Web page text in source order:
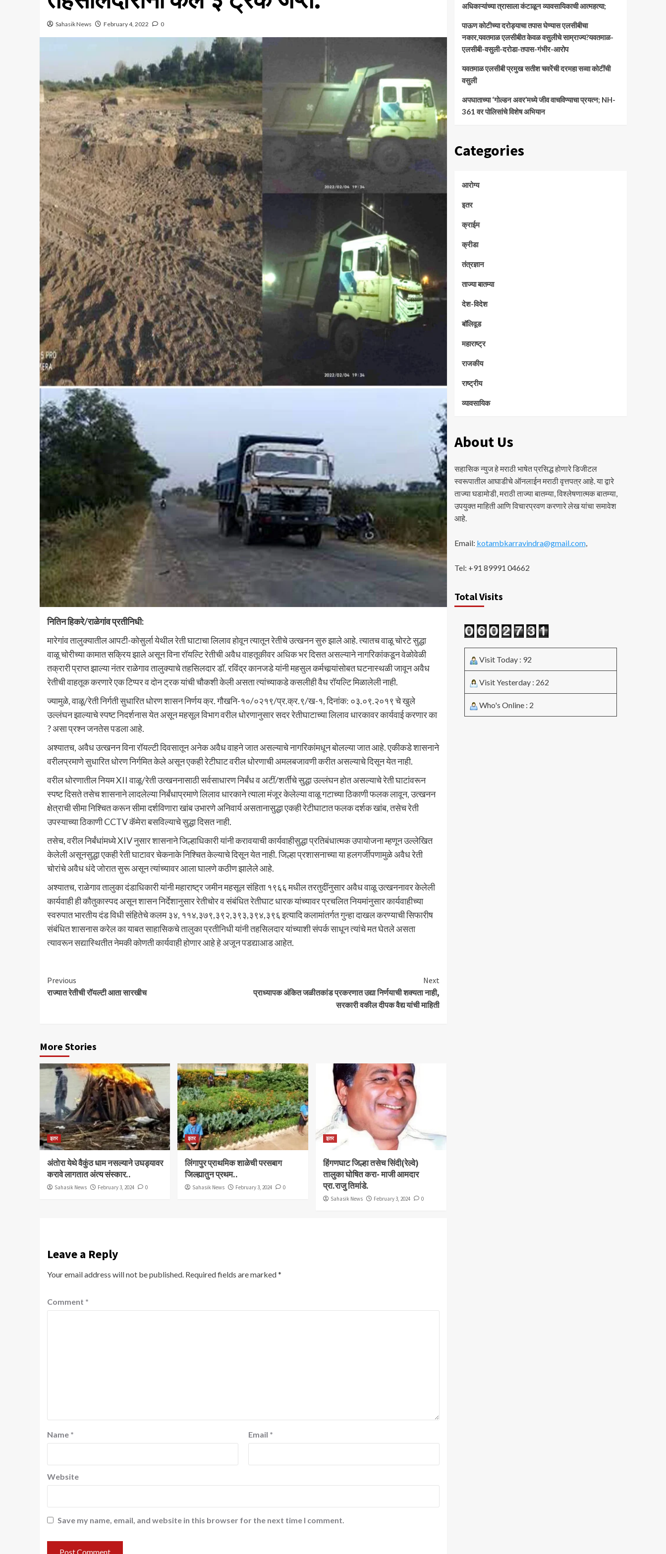
Sahasik News February 4, 2022 0
नितिन हिकरे/राळेगांवप्रतीनिधी:
मारेगांव तालुक्यातील आपटी-कोसुर्ला येथील रेती घाटाचा लिलाव होवून त्यातून रेतीचे उत्खनन सुरु झाले आहे. त्यातच वाळू चोरटे सुद्धा
वाळू चोरीच्या कामात सक्रिय झाले असून विना रॉयल्टि रेतीची अवैध वाहतूकीवर अधिक भर दिसत असल्याने नागरिकांकडून वेळोवेळी
तक्रारी प्राप्त झाल्या नंतर राळेगाव तालुक्याचे तहसिलदार डॉ. रविंद्र कानजडे यांनी महसुल कर्मचार्‍यांसोबत घटनास्थळी जावून अवैध
रेतीची वाहतूक करणारे एक टिप्पर व दोन ट्रक यांची चौकशी केली असता त्यांच्याकडे कसलीही वैध रॉयल्टि मिळालेली नाही.
ज्यामुळे, वाळू/रेती निर्गती सुधारित धोरण शासन निर्णय क्र. गौखनि-१०/०२१९/प्र.क्र.९/ख-१, दिनांक: ०३.०९.२०१९ चे खुले
उल्लंघन झाल्याचे स्पष्ट निदर्शनास येत असून महसूल विभाग वरील धोरणानुसार सदर रेतीघाटाच्या लिलाव धारकावर कार्यवाई करणार का
? असा प्रश्न जनतेस पडला आहे.
अश्यातच, अवैध उत्खनन विना रॉयल्टी दिवसातून अनेक अवैध वाहने जात असल्याचे नागरिकांमधून बोलल्या जात आहे. एकीकडे शासनाने
वरीलप्रमाणे सुधारित धोरण निर्गमित केले असून एकही रेटीघाट वरील धोरणाची अमलबजावणी करीत असल्याचे दिसून येत नाही.
वरील धोरणातील नियम XII वाळू/रेती उत्खननासाठी सर्वसाधारण निर्बंध व अटीं/शर्तींचे सुद्धा उल्लंघन होत असल्याचे रेती घाटांवरून
स्पष्ट दिसते तसेच शासनाने लादलेल्या निर्बंधाप्रमाणे लिलाव धारकाने त्याला मंजूर केलेल्या वाळू गटाच्या ठिकाणी फलक लावून, उत्खनन
क्षेत्राची सीमा निश्चित करून सीमा दर्शविणारा खांब उभारणे अनिवार्य असतानासुद्धा एकही रेटीघाटात फलक दर्शक खांब, तसेच रेती
उपस्याच्या ठिकाणी CCTV कॅमेरा बसविल्याचे सुद्धा दिसत नाही.
तसेच, वरील निर्बंधांमध्ये XIV नुसार शासनाने जिल्हाधिकारी यांनी करावयाची कार्यवाहीसुद्धा प्रतिबंधात्मक उपायोजना म्हणून उल्लेखित
केलेली असूनसुद्धा एकही रेती घाटावर चेकनाके निश्चित केल्याचे दिसून येत नाही. जिल्हा प्रशासनाच्या या हलगर्जीपणामुळे अवैध रेती
चोरांचे अवैध धंदे जोरात सुरू असून त्यांच्यावर आला घालणे कठीण झालेले आहे.
अश्यातच, राळेगाव तालुका दंडाधिकारी यांनी महाराष्ट्र जमीन महसूल संहिता १९६६ मधील तरतुदींनुसार अवैध वाळू उत्खननावर केलेली
कार्यवाही ही कौतुकास्पद असून शासन निर्देशानुसार रेतीचोर व संबंधित रेतीघाट धारक यांच्यावर प्रचलित नियमांनुसार कार्यवाहीच्या
स्वरुपात भारतीय दंड विधी संहितेचे कलम ३४, ११४,३७९,३९२,३९३,३९४,३९६ इत्यादि कलामांतर्गत गुन्हा दाखल करण्याची सिफारीष
संबंधित शासनास करेल का याबत साहासिकचे तालुका प्रतीनिधी यांनी तहसिलदार यांच्याशी संपर्क साधून त्यांचे मत घेतले असता
त्यावरून सद्यास्थितीत नेमकी कोणती कार्यवाही होणार आहे हे अजून पडद्याआड आहेत.
Continue
Reading
Previous
राज्यात रेतीची रॉयल्टी आता सारखीच
Next
प्राध्यापक अंकित जळीतकांड प्रकरणात उद्या निर्णयाची शक्यता नाही,
सरकारी वकील दीपक वैद्य यांची माहिती
More Stories
इतर
अंतोरा येथे वैकुंठ धाम नसल्याने उघड्यावर
करावे लागतात अंत्य संस्कार..
Sahasik News February 3, 2024 0
इतर
लिंगापुर प्राथमिक शाळेची परसबाग
जिल्ह्यातुन प्रथम..
Sahasik News February 3, 2024 0
इतर
हिंगणघाट जिल्हा तसेच सिंदी(रेल्वे)
तालुका घोषित करा- माजी आमदार
प्रा.राजु तिमांडे.
Sahasik News February 3, 2024 0
Leave a Reply
Your email address will not be published. Required fields are marked*
Comment *
Name * Email *
Website
Save my name, email, and website in this browser for the next time I comment.
अधिकाऱ्यांच्या त्रासाला कंटाळून व्यावसायिकाची आत्महत्या;
पाऊण कोटीच्या दरोड्याचा तपास घेण्यास एलसीबीचा
नकार,यवतमाळ एलसीबीत केवळ वसुलीचे साम्राज्य?यवतमाळ-
एलसीबी-वसुली-दरोडा-तपास-गंभीर-आरोप
यवतमाळ एलसीबी प्रमुख सतीश चवरेंची दरमहा सव्वा कोटींची
वसुली
अपघाताच्या ‘गोल्डन अवर’मध्ये जीव वाचविण्याचा प्रयत्न; NH-
361 वर पोलिसांचे विशेष अभियान
Categories
आरोग्य
इतर
क्राईम
क्रीडा
तंत्रज्ञान
ताज्या बातम्या
देश-विदेश
बॉलिवूड
महाराष्ट्र
राजकीय
राष्ट्रीय
व्यावसायिक
About Us
सहासिक न्युज हे मराठी भाषेत प्रसिद्ध होणारे डिजीटल
स्वरूपातील आघाडीचे ऑनलाईन मराठी वृत्तपत्र आहे. या द्वारे
ताज्या घडामोडी, मराठी ताज्या बातम्या, विश्लेषणात्मक बातम्या,
उपयुक्त माहिती आणि विचारप्रवण करणारे लेख यांचा समावेश
आहे.
Email: kotambkarravindra@gmail.com,
Tel: +91 89991 04662
Total Visits
Visit Today : 92
Visit Yesterday : 262
Who's Online : 2